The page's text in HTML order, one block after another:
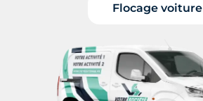
Flocage voiture